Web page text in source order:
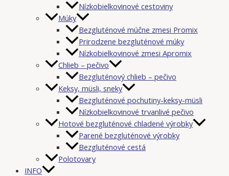
Nízkobielkovinové cestoviny
Múky
Bezgluténové múčne zmesi Promix
Prirodzene bezgluténové múky
Nízkobielkovinové zmesi Apromix
Chlieb – pečivo
Bezgluténový chlieb – pečivo
Keksy, müsli, sneky
Bezgluténové pochutiny-keksy-müsli
Nízkobielkovinové trvanlivé pečivo
Hotové bezgluténové chladené výrobky
Parené bezgluténové výrobky
Bezgluténové cestá
Polotovary
INFO